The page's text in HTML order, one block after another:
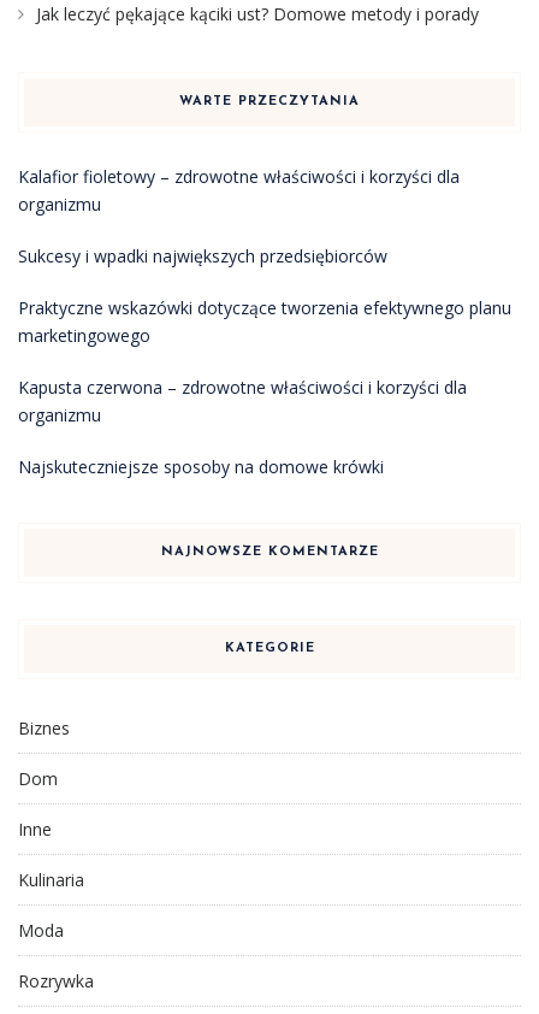
Jak leczyć pękające kąciki ust? Domowe metody i porady
WARTE PRZECZYTANIA
Kalafior fioletowy – zdrowotne właściwości i korzyści dla
organizmu
Sukcesy i wpadki największych przedsiębiorców
Praktyczne wskazówki dotyczące tworzenia efektywnego planu
marketingowego
Kapusta czerwona – zdrowotne właściwości i korzyści dla
organizmu
Najskuteczniejsze sposoby na domowe krówki
NAJNOWSZE KOMENTARZE
KATEGORIE
Biznes
Dom
Inne
Kulinaria
Moda
Rozrywka